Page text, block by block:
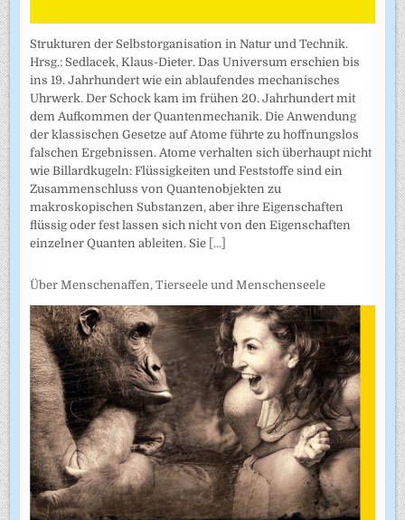
Strukturen der Selbstorganisation in Natur und Technik.
Hrsg.: Sedlacek, Klaus-Dieter. Das Universum erschien bis
ins 19. Jahrhundert wie ein ablaufendes mechanisches
Uhrwerk. Der Schock kam im frühen 20. Jahrhundert mit
dem Aufkommen der Quantenmechanik. Die Anwendung
der klassischen Gesetze auf Atome führte zu hoffnungslos
falschen Ergebnissen. Atome verhalten sich überhaupt nicht
wie Billardkugeln: Flüssigkeiten und Feststoffe sind ein
Zusammenschluss von Quantenobjekten zu
makroskopischen Substanzen, aber ihre Eigenschaften
flüssig oder fest lassen sich nicht von den Eigenschaften
einzelner Quanten ableiten. Sie [...]
Über Menschenaffen, Tierseele und Menschenseele